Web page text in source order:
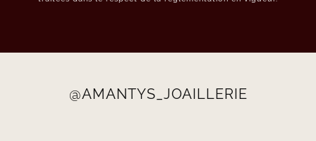
@AMANTYS_JOAILLERIE